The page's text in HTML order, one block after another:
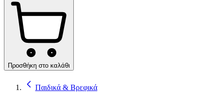
Προσθήκη στο καλάθι
Παιδικά & Βρεφικά